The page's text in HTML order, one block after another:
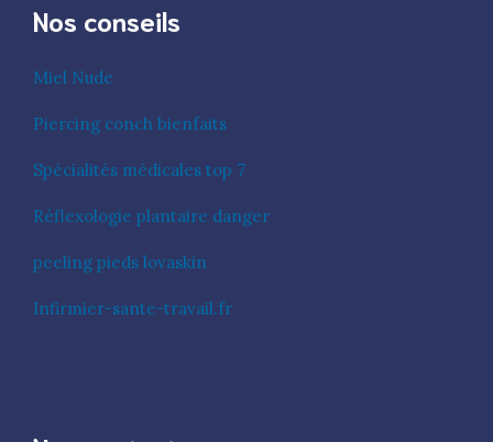
Nos conseils
Miel Nude
Piercing conch bienfaits
Spécialités médicales top 7
Réflexologie plantaire danger
peeling pieds lovaskin
Infirmier-sante-travail.fr